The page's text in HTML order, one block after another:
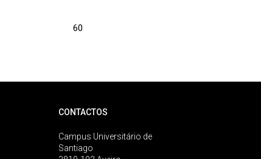
60
CONTACTOS
Campus Universitário de
Santiago